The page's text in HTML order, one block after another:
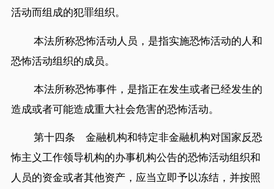
活动而组成的犯罪组织。
本法所称恐怖活动人员，是指实施恐怖活动的人和
恐怖活动组织的成员。
本法所称恐怖事件，是指正在发生或者已经发生的
造成或者可能造成重大社会危害的恐怖活动。
第十四条 金融机构和特定非金融机构对国家反恐
怖主义工作领导机构的办事机构公告的恐怖活动组织和
人员的资金或者其他资产，应当立即予以冻结，并按照